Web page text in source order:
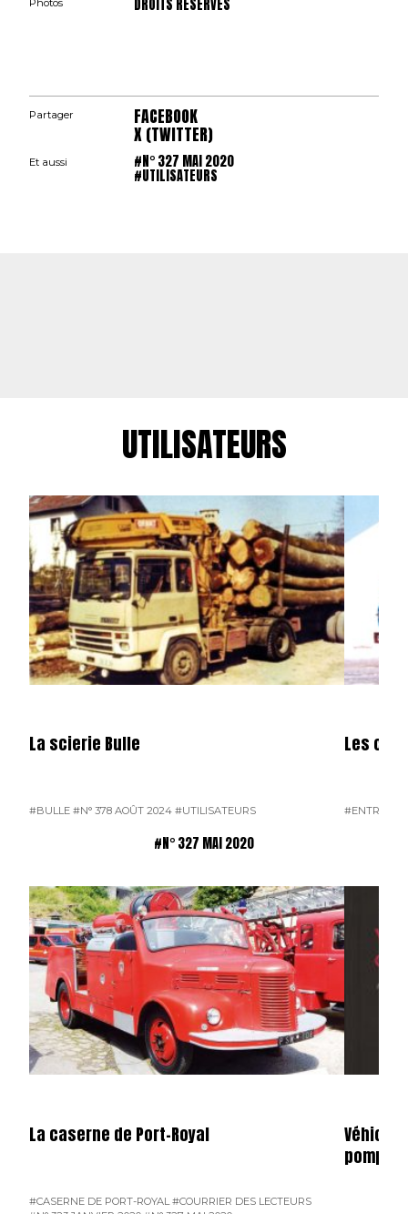
DROITS RÉSERVÉS
Partager FACEBOOK
X (TWITTER)
Et aussi #N° 327 MAI 2020
#UTILISATEURS
UTILISATEURS
La scierie Bulle
#BULLE #N° 378 AOÛT 2024 #UTILISATEURS
Les
#N° 327 MAI 2020
La caserne de Port-Royal
#CASERNE DE PORT-ROYAL #COURRIER DES LECTEURS